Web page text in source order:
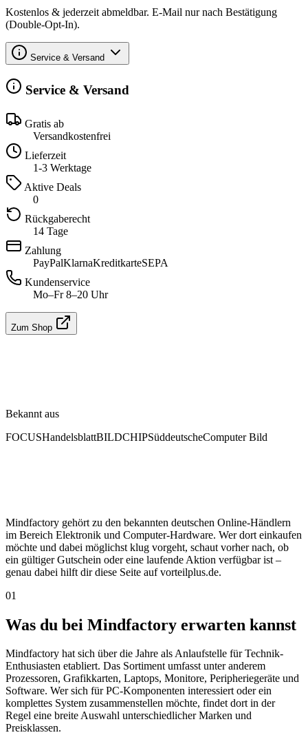
Kostenlos & jederzeit abmeldbar. E-Mail nur nach Bestätigung
(Double-Opt-In).
Service & Versand
Service & Versand
Gratis ab
Versandkostenfrei
Lieferzeit
1-3 Werktage
Aktive Deals
0
Rückgaberecht
14 Tage
Zahlung
PayPalKlarnaKreditkarteSEPA
Kundenservice
Mo–Fr 8–20 Uhr
Zum Shop
Bekannt aus
FOCUSHandelsblattBILDCHIPSüddeutscheComputer Bild
Mindfactory gehört zu den bekannten deutschen Online-Händlern
im Bereich Elektronik und Computer-Hardware. Wer dort einkaufen
möchte und dabei möglichst klug vorgeht, schaut vorher nach, ob
ein gültiger Gutschein oder eine laufende Aktion verfügbar ist –
genau dabei hilft dir diese Seite auf vorteilplus.de.
01
Was du bei Mindfactory erwarten kannst
Mindfactory hat sich über die Jahre als Anlaufstelle für Technik-
Enthusiasten etabliert. Das Sortiment umfasst unter anderem
Prozessoren, Grafikkarten, Laptops, Monitore, Peripheriegeräte und
Software. Wer sich für PC-Komponenten interessiert oder ein
komplettes System zusammenstellen möchte, findet dort in der
Regel eine breite Auswahl unterschiedlicher Marken und
Preisklassen.